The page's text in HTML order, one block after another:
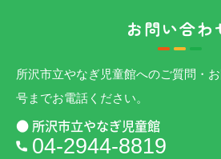
お問い合わ
所沢市立やなぎ児童館へのご質問・
号までお電話ください。
● 所沢市立やなぎ児童館
04-2944-8819